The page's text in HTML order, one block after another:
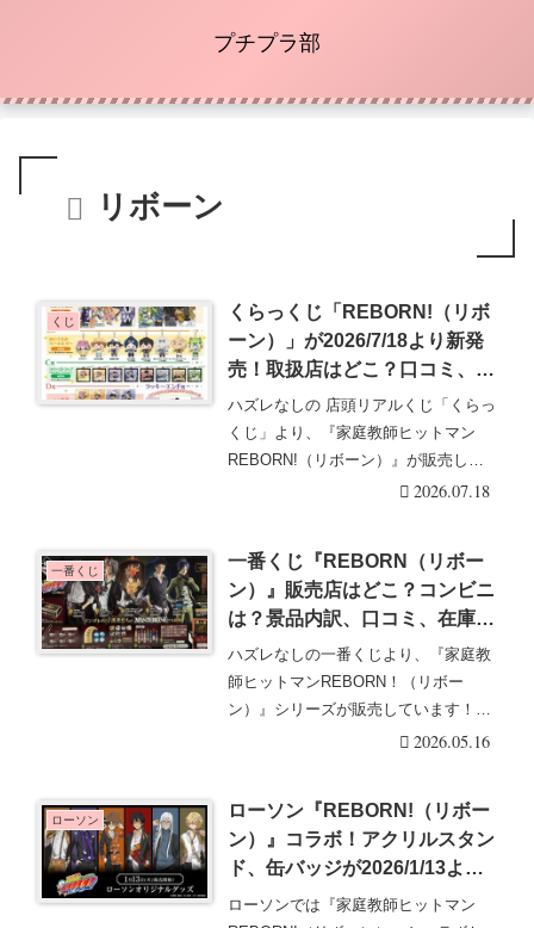
プチプラ部
リボーン
くじ
くらっくじ「REBORN!（リボ
ーン）」が2026/7/18より新発
売！取扱店はどこ？口コミ、売
り切れまとめ！デコラファッシ
ョンの景品！
ハズレなしの 店頭リアルくじ「くらっ
くじ」より、『家庭教師ヒットマン
REBORN!（リボーン）』が販売しま
す！描き起こし・・・続きを読む
2026.07.18
一番くじ
一番くじ『REBORN（リボー
ン）』販売店はどこ？コンビニ
は？景品内訳、口コミ、在庫、
売り切れまとめ！リング争奪戦
がテーマで各キャラのリング
も！しまむら系列アベイルでも
ハズレなしの一番くじより、『家庭教
師ヒットマンREBORN！（リボー
ン）』シリーズが販売しています！限
定の景品などで毎回・・・続きを読む
2026.05.16
ローソン
ローソン『REBORN!（リボー
ン）』コラボ！アクリルスタン
ド、缶バッジが2026/1/13より
店頭で新発売！入荷数、口コ
ローソンでは『家庭教師ヒットマン